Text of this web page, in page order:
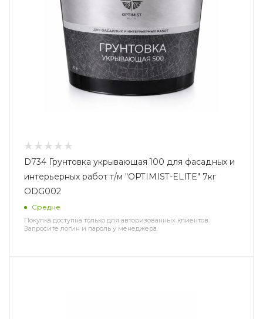
D734 Грунтовка укрывающая 100 для фасадных и
интерьерных работ т/м "OPTIMIST-ELITE" 7кг
ODG002
Средне
Покупка доступна только для авторизованных клиентов.
Запросите логин и пароль у менеджера.